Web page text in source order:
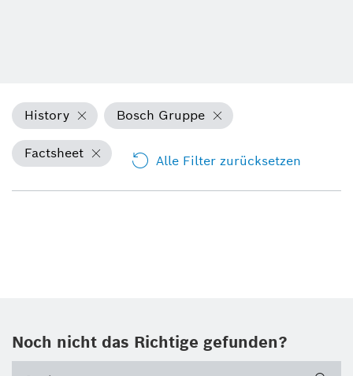
History Bosch Gruppe
Factsheet Alle Filter zurücksetzen
Noch nicht das Richtige gefunden?